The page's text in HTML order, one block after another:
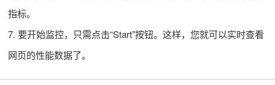
指标。
7. 要开始监控，只需点击“Start”按钮。这样，您就可以实时查看
网页的性能数据了。